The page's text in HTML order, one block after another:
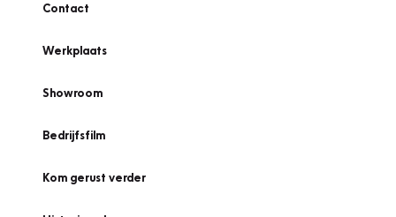
Contact
Werkplaats
Showroom
Bedrijfsfilm
Kom gerust verder